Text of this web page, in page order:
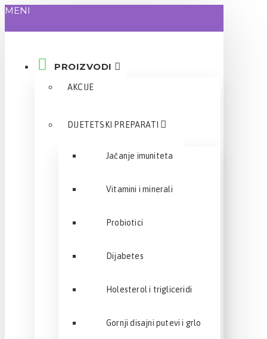
MENI
PROIZVODI
AKCIJE
DIJETETSKI PREPARATI
Jačanje imuniteta
Vitamini i minerali
Probiotici
Dijabetes
Holesterol i trigliceridi
Gornji disajni putevi i grlo